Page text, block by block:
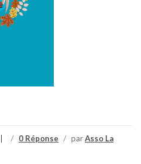
/ 0 Réponse / parAsso La